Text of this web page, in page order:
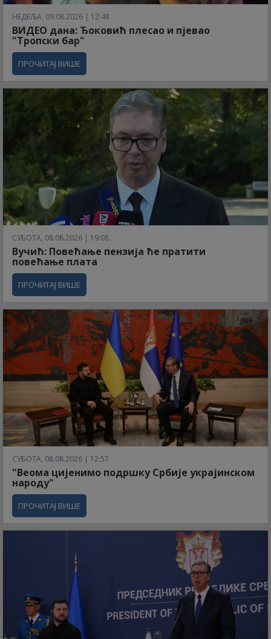
НЕДЕЉА, 09.08.2026 | 12:48
ВИДЕО дана: Ђоковић плесао и пјевао
"Тропски бар"
ПРОЧИТАЈ ВИШЕ
СУБОТА, 08.08.2026 | 19:08
Вучић: Повећање пензија ће пратити
повећање плата
ПРОЧИТАЈ ВИШЕ
СУБОТА, 08.08.2026 | 12:57
"Веома цијенимо подршку Србије украјинском
народу"
ПРОЧИТАЈ ВИШЕ